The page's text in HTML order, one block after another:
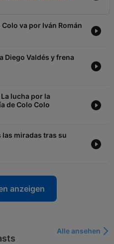
va por Iván Román
Diego Valdés y frena
lucha por la
de Colo Colo
miradas tras su
anzeigen
Alle ansehen